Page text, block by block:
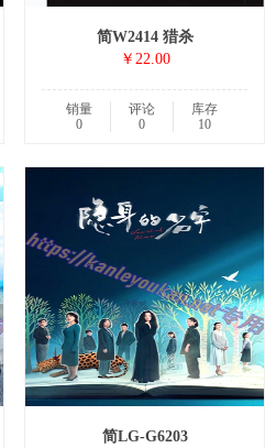
简W2414 猎杀
￥22.00
销量
0
评论
0
库存
10
简LG-G6203